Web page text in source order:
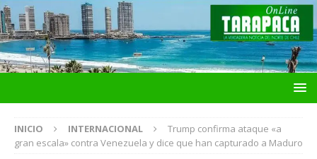
INICIO INTERNACIONAL
Trump confirma ataque «a
gran escala» contra Venezuela y dice que han capturado a Maduro